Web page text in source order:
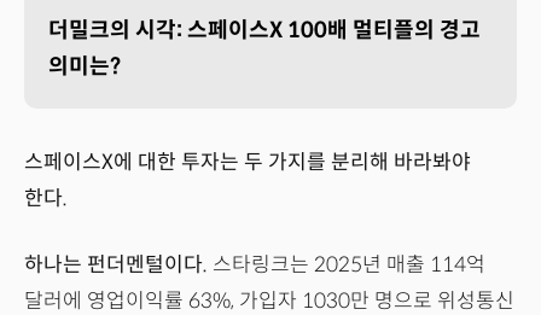
더밀크의 시각: 스페이스X 100배 멀티플의 경고
의미는?
스페이스X에 대한 투자는 두 가지를 분리해 바라봐야
한다.
하나는 펀더멘털이다. 스타링크는 2025년 매출 114억
달러에 영업이익률 63%, 가입자 1030만 명으로 위성통신